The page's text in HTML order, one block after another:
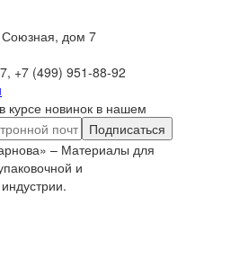
Союзная, дом 7
+7 (499) 951-88-92
курсе новинок в нашем
Подписаться
– Материалы для
и